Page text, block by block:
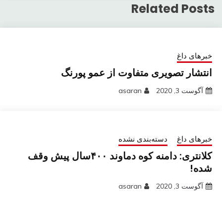
Related Posts
خبرهای داغ
انتشار تصویری متفاوت از عمو پورنگ
آگوست 3, 2020 asaran
خبرهای داغ دسته‌بندی نشده
کلانتری: دامنه کوه دماوند ۴۰۰سال پیش وقف
شده!
آگوست 3, 2020 asaran